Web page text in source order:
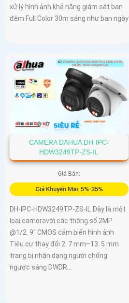
xử lý hình ảnh khả năng giám sát ban
đêm Full Color 30m sáng như ban ngày
CAMERA DAHUA DH-IPC-
HDW3249TP-ZS-IL
Giá Bán:
Giá Khuyến Mại: 5%-35%
DH-IPC-HDW3249TP-ZS-IL Đây là một
loại cameravới các thông số 2MP
@1/2. 9" CMOS cảm biến hình ảnh
Tiêu cự thay đổi 2. 7 mm–13. 5 mm
trang bị nhận dạng người chống
ngược sáng DWDR...